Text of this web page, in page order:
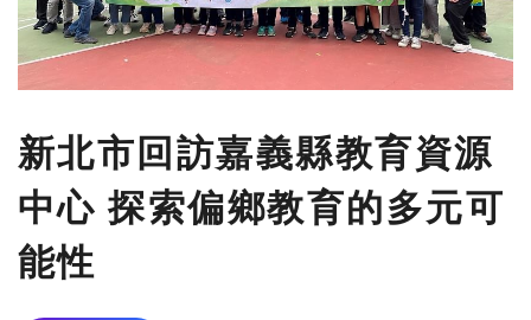
新北市回訪嘉義縣教育資源
中心 探索偏鄉教育的多元可
能性